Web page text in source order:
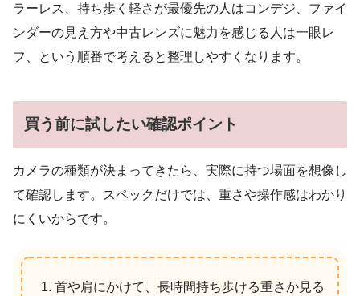
ラーレス、持ち歩く軽さが最優先の人はコンデジ、ファイ
ンダーの見え方や中古レンズに魅力を感じる人は一眼レ
フ、という順番で考えると整理しやすくなります。
買う前に試したい確認ポイント
カメラの種類が決まってきたら、実際に持つ場面を想像し
て確認します。スペックだけでは、重さや操作感はわかり
にくいからです。
首や肩にかけて、長時間持ち歩ける重さか見る